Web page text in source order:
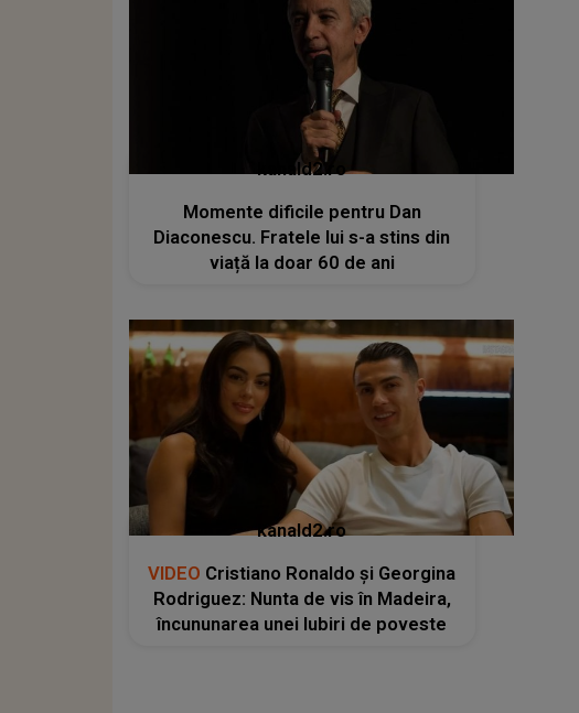
kanald2.ro
Momente dificile pentru Dan
Diaconescu. Fratele lui s-a stins din
viață la doar 60 de ani
kanald2.ro
VIDEO Cristiano Ronaldo și Georgina
Rodriguez: Nunta de vis în Madeira,
încununarea unei Iubiri de poveste